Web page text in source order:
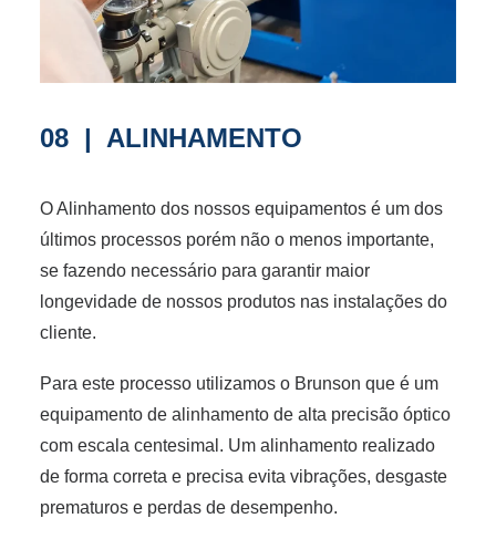
08 | ALINHAMENTO
O Alinhamento dos nossos equipamentos é um dos
últimos processos porém não o menos importante,
se fazendo necessário para garantir maior
longevidade de nossos produtos nas instalações do
cliente.
Para este processo utilizamos o Brunson que é um
equipamento de alinhamento de alta precisão óptico
com escala centesimal. Um alinhamento realizado
de forma correta e precisa evita vibrações, desgaste
prematuros e perdas de desempenho.